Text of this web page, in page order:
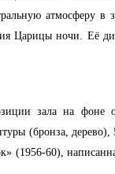
атмосферу в
Царицы ночи. Её
зала на фоне
(бронза, дерево),
(1956-60),